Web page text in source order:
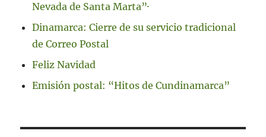
Nevada de Santa Marta”·
Dinamarca: Cierre de su servicio tradicional
de Correo Postal
Feliz Navidad
Emisión postal: “Hitos de Cundinamarca”